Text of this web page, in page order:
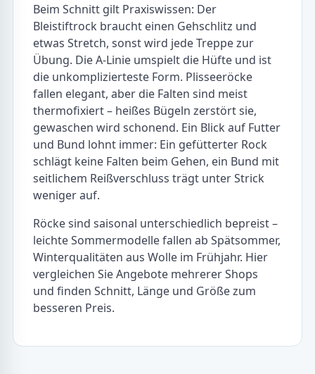
Beim Schnitt gilt Praxiswissen: Der
Bleistiftrock braucht einen Gehschlitz und
etwas Stretch, sonst wird jede Treppe zur
Übung. Die A-Linie umspielt die Hüfte und ist
die unkomplizierteste Form. Plisseeröcke
fallen elegant, aber die Falten sind meist
thermofixiert – heißes Bügeln zerstört sie,
gewaschen wird schonend. Ein Blick auf Futter
und Bund lohnt immer: Ein gefütterter Rock
schlägt keine Falten beim Gehen, ein Bund mit
seitlichem Reißverschluss trägt unter Strick
weniger auf.
Röcke sind saisonal unterschiedlich bepreist –
leichte Sommermodelle fallen ab Spätsommer,
Winterqualitäten aus Wolle im Frühjahr. Hier
vergleichen Sie Angebote mehrerer Shops
und finden Schnitt, Länge und Größe zum
besseren Preis.